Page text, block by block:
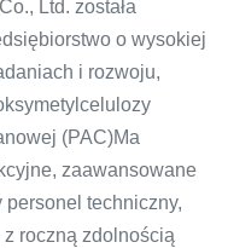
Ltd. została
o wysokiej
i rozwoju,
(PAC)Ma
zaawansowane
techniczny,
roczną zdolnością